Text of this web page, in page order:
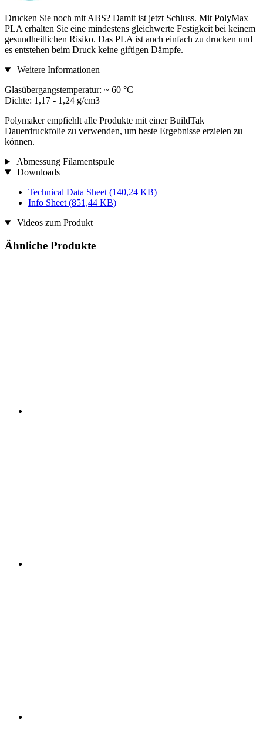
Drucken Sie noch mit ABS? Damit ist jetzt Schluss. Mit PolyMax
PLA erhalten Sie eine mindestens gleichwerte Festigkeit bei keinem
gesundheitlichen Risiko. Das PLA ist auch einfach zu drucken und
es entstehen beim Druck keine giftigen Dämpfe.
Weitere Informationen
Glasübergangstemperatur: ~ 60 °C
Dichte: 1,17 - 1,24 g/cm3
Polymaker empfiehlt alle Produkte mit einer BuildTak
Dauerdruckfolie zu verwenden, um beste Ergebnisse erzielen zu
können.
Abmessung Filamentspule
Downloads
Technical Data Sheet (140,24 KB)
Info Sheet (851,44 KB)
Videos zum Produkt
Ähnliche Produkte